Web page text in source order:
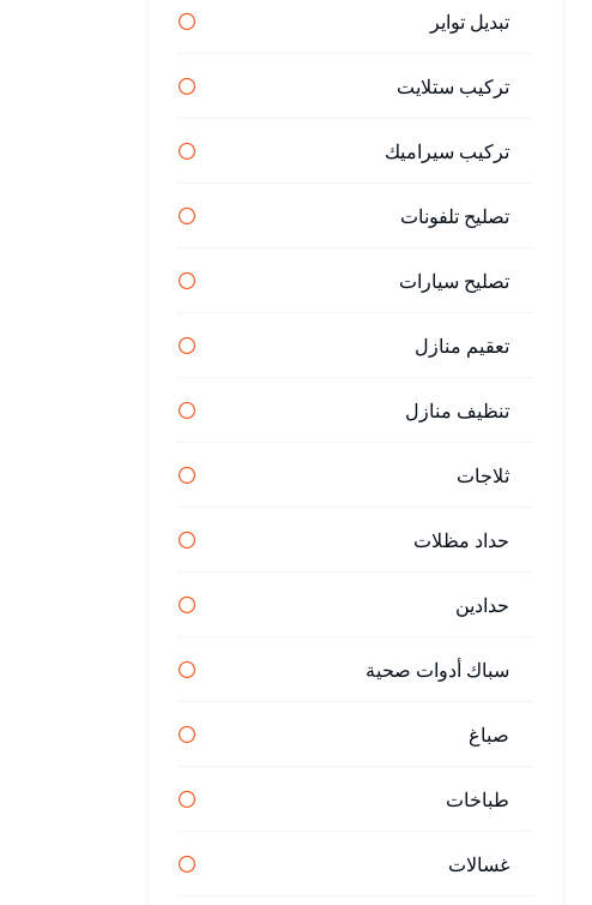
تبديل تواير
تركيب ستلايت
تركيب سيراميك
تصليح تلفونات
تصليح سيارات
تعقيم منازل
تنظيف منازل
ثلاجات
حداد مظلات
حدادين
سباك أدوات صحية
صباغ
طباخات
غسالات